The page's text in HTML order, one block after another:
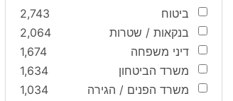
ביטוח
2,743
בנקאות / שטרות
2,064
דיני משפחה
1,674
משרד הביטחון
1,634
משרד הפנים / הגירה
1,034